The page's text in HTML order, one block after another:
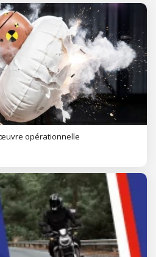
œuvre opérationnelle